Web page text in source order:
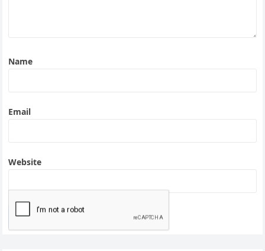
Name
Email
Website